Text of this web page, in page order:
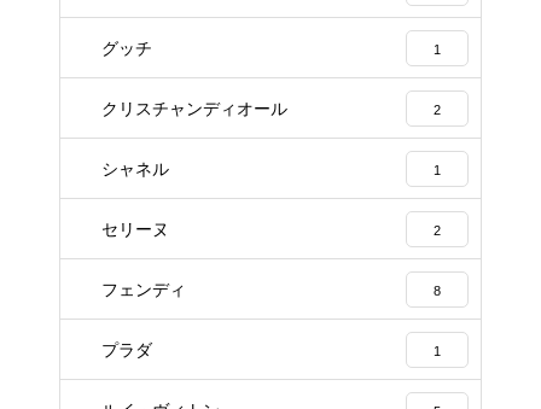
グッチ 1
クリスチャンディオール 2
シャネル 1
セリーヌ 2
フェンディ 8
プラダ 1